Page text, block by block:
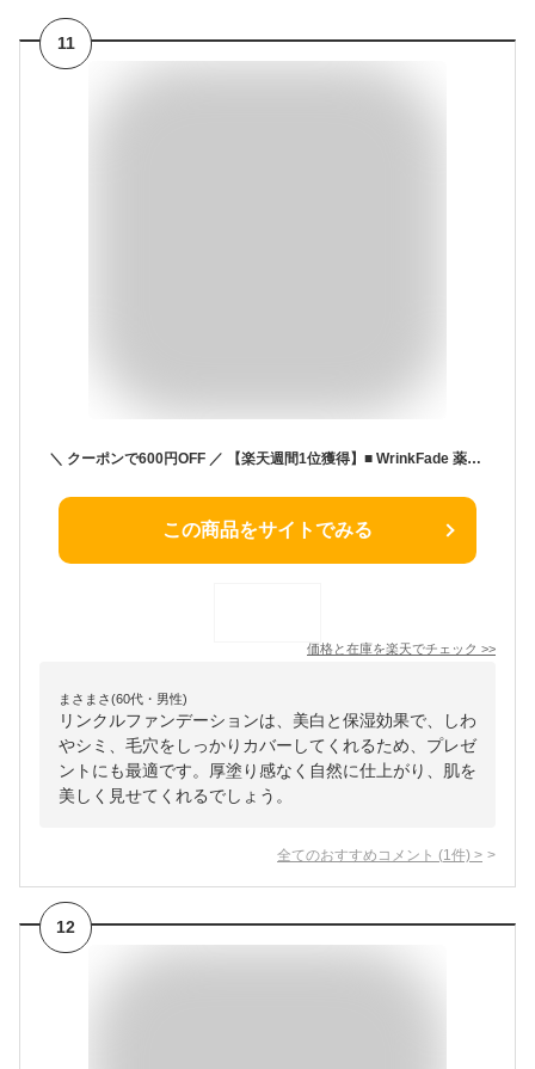
11
＼ クーポンで600円OFF ／ 【楽天週間1位獲得】■ WrinkFade 薬用 リンクル ファンデーション ハイカバー送料無料 ゆうパケット対象商品 wrfc 美白 保湿 しわ シミ 毛穴 プレゼント ギフト [セール 〜6/27 23:59]
この商品をサイトでみる
価格と在庫を楽天でチェック >>
まさまさ(60代・男性)
リンクルファンデーションは、美白と保湿効果で、しわ
やシミ、毛穴をしっかりカバーしてくれるため、プレゼ
ントにも最適です。厚塗り感なく自然に仕上がり、肌を
美しく見せてくれるでしょう。
全てのおすすめコメント (1 件) >
12